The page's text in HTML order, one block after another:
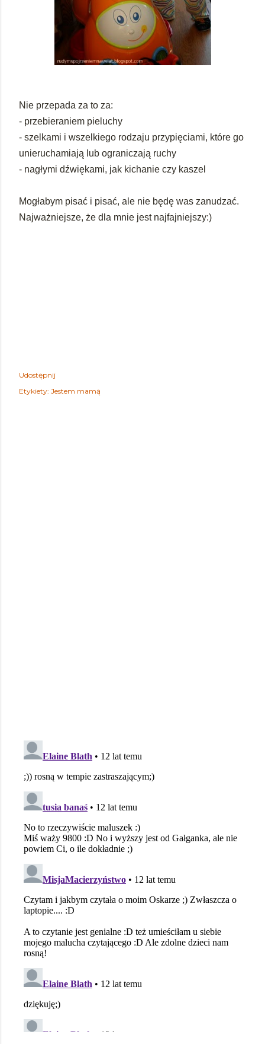
Nie przepada za to za:
- przebieraniem pieluchy
- szelkami i wszelkiego rodzaju przypięciami, które go
unieruchamiają lub ograniczają ruchy
- nagłymi dźwiękami, jak kichanie czy kaszel
Mogłabym pisać i pisać, ale nie będę was zanudzać.
Najważniejsze, że dla mnie jest najfajniejszy:)
Udostępnij
Etykiety: Jestem mamą